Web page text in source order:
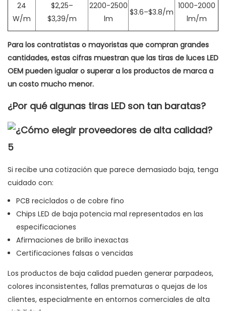
24
W/m
$2,25–
$3,39/m
2200-2500
lm
$3.6–$3.8/m
1000-2000
lm/m
Para los contratistas o mayoristas que compran grandes
cantidades, estas cifras muestran que las tiras de luces LED
OEM pueden igualar o superar a los productos de marca a
un costo mucho menor.
¿Por qué algunas tiras LED son tan baratas?
Si recibe una cotización que parece demasiado baja, tenga
cuidado con:
PCB reciclados o de cobre fino
Chips LED de baja potencia mal representados en las
especificaciones
Afirmaciones de brillo inexactas
Certificaciones falsas o vencidas
Los productos de baja calidad pueden generar parpadeos,
colores inconsistentes, fallas prematuras o quejas de los
clientes, especialmente en entornos comerciales de alta